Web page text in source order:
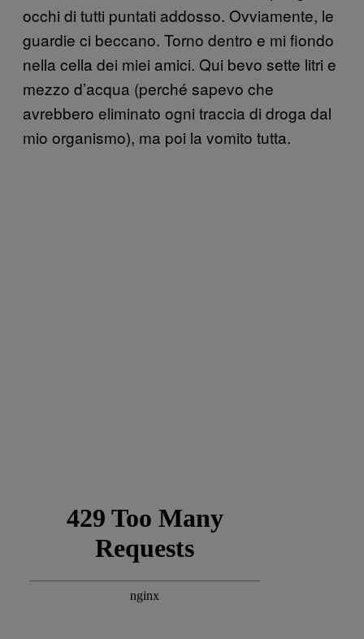
occhi di tutti puntati addosso. Ovviamente, le
guardie ci beccano. Torno dentro e mi fiondo
nella cella dei miei amici. Qui bevo sette litri e
mezzo d’acqua (perché sapevo che
avrebbero eliminato ogni traccia di droga dal
mio organismo), ma poi la vomito tutta.